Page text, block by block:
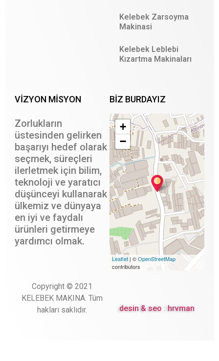
Kelebek Zarsoyma
Makinasi
Kelebek Leblebi
Kızartma Makinaları
VİZYON MİSYON
Zorlukların
üstesinden gelirken
başarıyı hedef olarak
seçmek, süreçleri
ilerletmek için bilim,
teknoloji ve yaratıcı
düşünceyi kullanarak
ülkemiz ve dünyaya
en iyi ve faydalı
ürünleri getirmeye
yardımcı olmak.
BIZ BURDAYIZ
+
−
Leaflet | ©OpenStreetMap
contributors
Copyright © 2021
KELEBEK MAKINA. Tüm
hakları saklıdır.
desin & seo :hrvman